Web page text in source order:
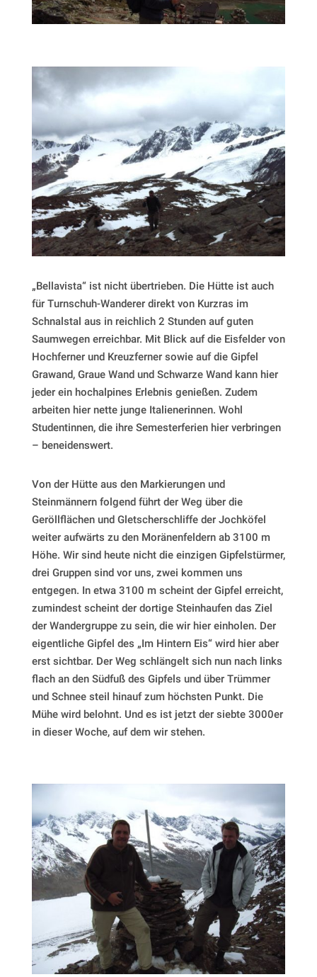
„Bellavista“ ist nicht übertrieben. Die Hütte ist auch
für Turnschuh-Wanderer direkt von Kurzras im
Schnalstal aus in reichlich 2 Stunden auf guten
Saumwegen erreichbar. Mit Blick auf die Eisfelder von
Hochferner und Kreuzferner sowie auf die Gipfel
Grawand, Graue Wand und Schwarze Wand kann hier
jeder ein hochalpines Erlebnis genießen. Zudem
arbeiten hier nette junge Italienerinnen. Wohl
Studentinnen, die ihre Semesterferien hier verbringen
– beneidenswert.
Von der Hütte aus den Markierungen und
Steinmännern folgend führt der Weg über die
Geröllflächen und Gletscherschliffe der Jochköfel
weiter aufwärts zu den Moränenfeldern ab 3100 m
Höhe. Wir sind heute nicht die einzigen Gipfelstürmer,
drei Gruppen sind vor uns, zwei kommen uns
entgegen. In etwa 3100 m scheint der Gipfel erreicht,
zumindest scheint der dortige Steinhaufen das Ziel
der Wandergruppe zu sein, die wir hier einholen. Der
eigentliche Gipfel des „Im Hintern Eis“ wird hier aber
erst sichtbar. Der Weg schlängelt sich nun nach links
flach an den Südfuß des Gipfels und über Trümmer
und Schnee steil hinauf zum höchsten Punkt. Die
Mühe wird belohnt. Und es ist jetzt der siebte 3000er
in dieser Woche, auf dem wir stehen.